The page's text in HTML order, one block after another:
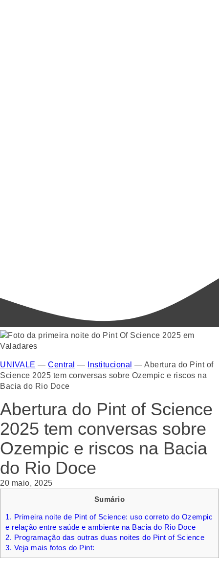
UNIVALE — Central — Institucional — Abertura do Pint of
Science 2025 tem conversas sobre Ozempic e riscos na
Bacia do Rio Doce
Abertura do Pint of Science
2025 tem conversas sobre
Ozempic e riscos na Bacia
do Rio Doce
20 maio, 2025
Sumário
1. Primeira noite de Pint of Science: uso correto do Ozempic
e relação entre saúde e ambiente na Bacia do Rio Doce
2. Programação das outras duas noites do Pint of Science
3. Veja mais fotos do Pint: